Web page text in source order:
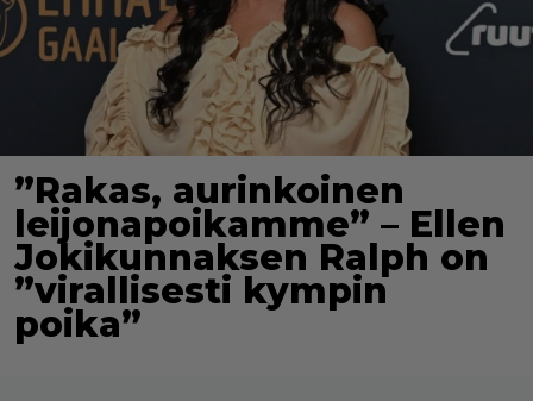
”Rakas, aurinkoinen
leijonapoikamme” – Ellen
Jokikunnaksen Ralph on
”virallisesti kympin
poika”